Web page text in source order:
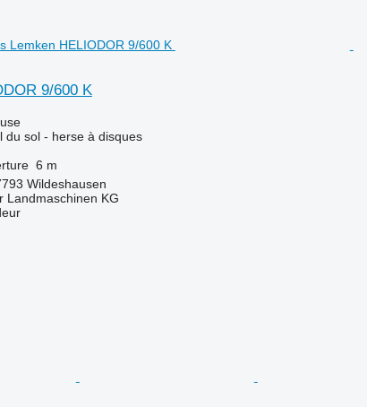
9/600 K
du sol - herse à disques
6 m
Wildeshausen
Landmaschinen KG